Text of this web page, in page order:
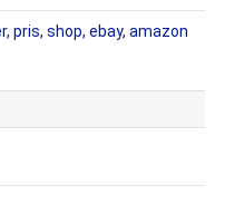
pris, shop, ebay, amazon